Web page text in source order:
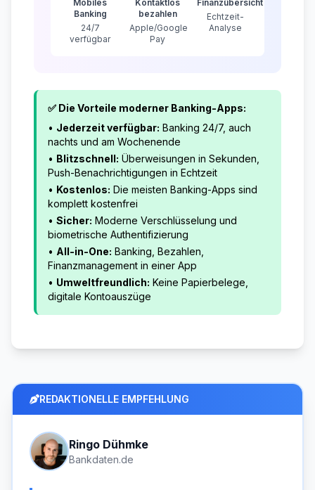
Mobiles
Banking
24/7
verfügbar
Kontaktlos
bezahlen
Apple/Google
Pay
Finanzübersicht
Echtzeit-
Analyse
✅ Die Vorteile moderner Banking-Apps:
• Jederzeit verfügbar: Banking 24/7, auch
nachts und am Wochenende
• Blitzschnell: Überweisungen in Sekunden,
Push-Benachrichtigungen in Echtzeit
• Kostenlos: Die meisten Banking-Apps sind
komplett kostenfrei
• Sicher: Moderne Verschlüsselung und
biometrische Authentifizierung
• All-in-One: Banking, Bezahlen,
Finanzmanagement in einer App
• Umweltfreundlich: Keine Papierbelege,
digitale Kontoauszüge
REDAKTIONELLE EMPFEHLUNG
Ringo Dühmke
Bankdaten.de